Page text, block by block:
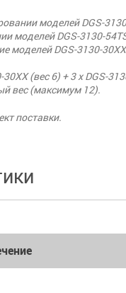
моделей DGS-
моделей DGS-3130-
моделей DGS-3130-
(вес 6) + 3 x DGS-
вес (максимум 12).
поставки.